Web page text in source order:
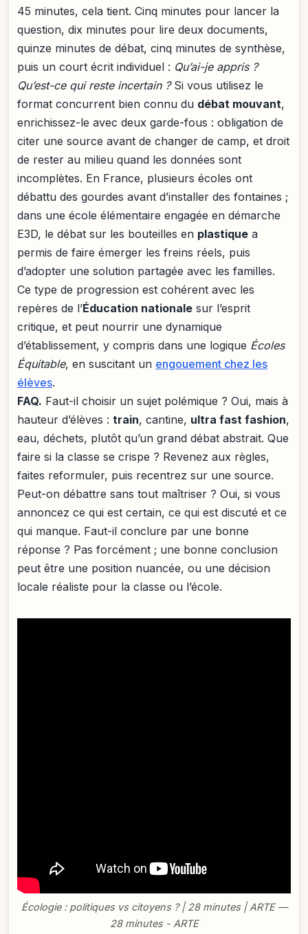
45 minutes, cela tient. Cinq minutes pour lancer la
question, dix minutes pour lire deux documents,
quinze minutes de débat, cinq minutes de synthèse,
puis un court écrit individuel : Qu’ai-je appris ?
Qu’est-ce qui reste incertain ?Si vous utilisez le
format concurrent bien connu du débat mouvant,
enrichissez-le avec deux garde-fous : obligation de
citer une source avant de changer de camp, et droit
de rester au milieu quand les données sont
incomplètes. En France, plusieurs écoles ont
débattu des gourdes avant d’installer des fontaines ;
dans une école élémentaire engagée en démarche
E3D, le débat sur les bouteilles en plastique a
permis de faire émerger les freins réels, puis
d’adopter une solution partagée avec les familles.
Ce type de progression est cohérent avec les
repères de l’Éducation nationale sur l’esprit
critique, et peut nourrir une dynamique
d’établissement, y compris dans une logique Écoles
Équitable, en suscitant un engouement chez les
élèves.
FAQ. Faut-il choisir un sujet polémique ? Oui, mais à
hauteur d’élèves : train, cantine, ultra fast fashion,
eau, déchets, plutôt qu’un grand débat abstrait. Que
faire si la classe se crispe ? Revenez aux règles,
faites reformuler, puis recentrez sur une source.
Peut-on débattre sans tout maîtriser ? Oui, si vous
annoncez ce qui est certain, ce qui est discuté et ce
qui manque. Faut-il conclure par une bonne
réponse ? Pas forcément ; une bonne conclusion
peut être une position nuancée, ou une décision
locale réaliste pour la classe ou l’école.
Écologie : politiques vs citoyens ? | 28 minutes | ARTE —
28 minutes - ARTE